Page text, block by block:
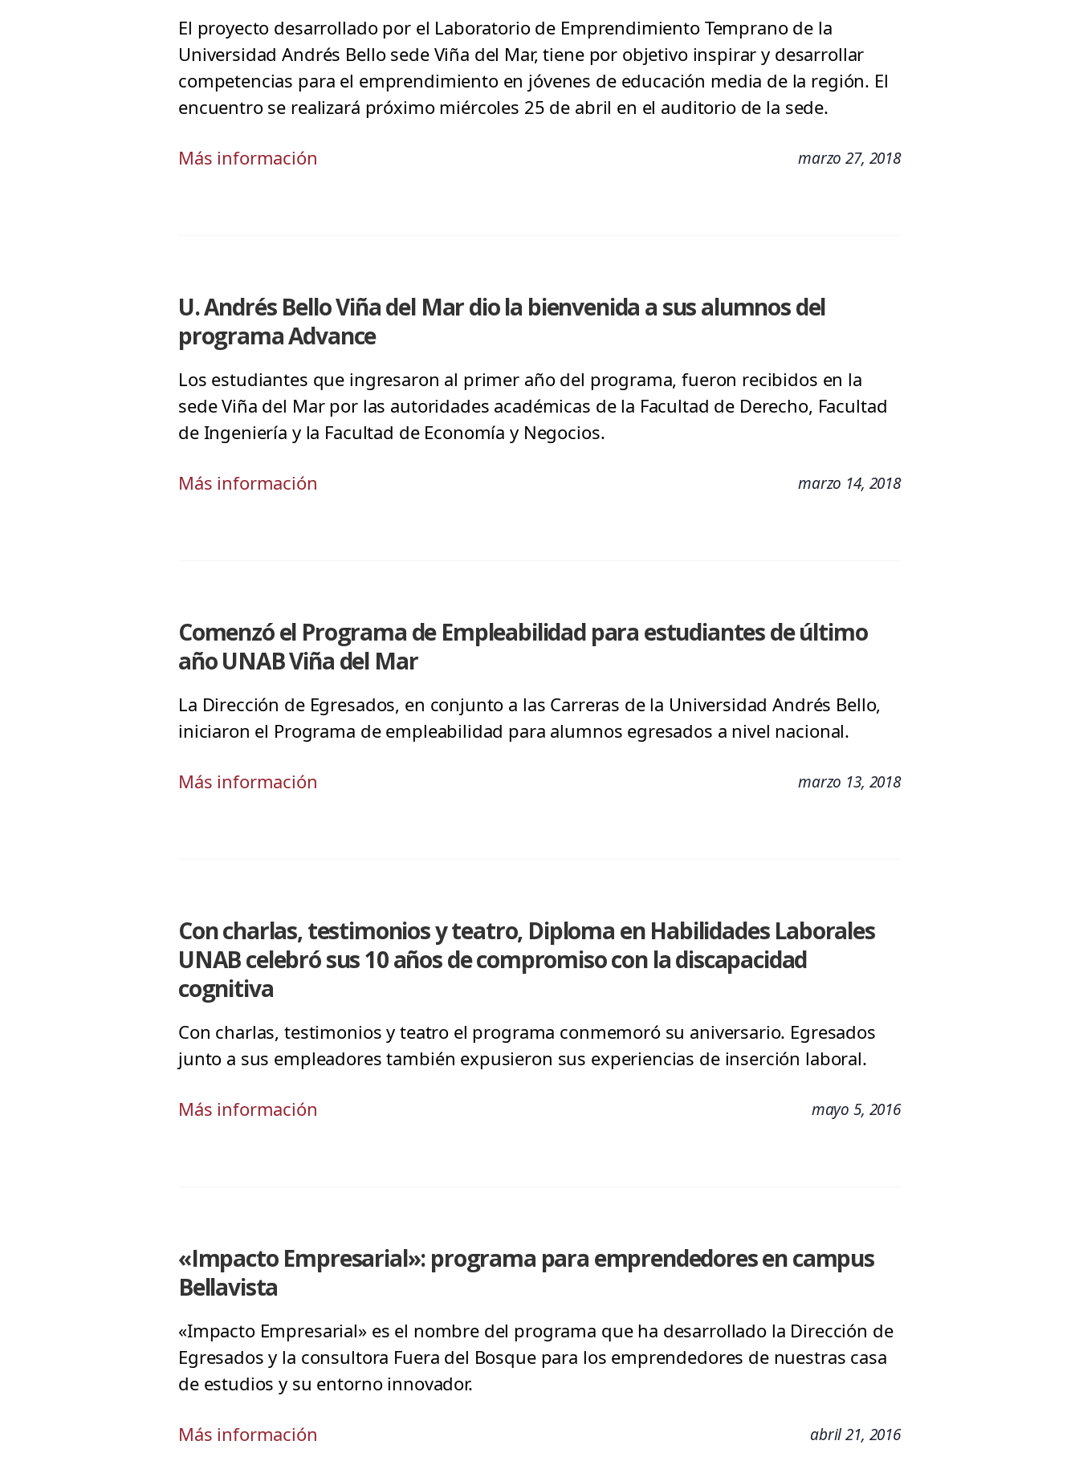
El proyecto desarrollado por el Laboratorio de Emprendimiento Temprano de la
Universidad Andrés Bello sede Viña del Mar, tiene por objetivo inspirar y desarrollar
competencias para el emprendimiento en jóvenes de educación media de la región. El
encuentro se realizará próximo miércoles 25 de abril en el auditorio de la sede.
Más información marzo 27, 2018
U. Andrés Bello Viña del Mar dio la bienvenida a sus alumnos del
programa Advance
Los estudiantes que ingresaron al primer año del programa, fueron recibidos en la
sede Viña del Mar por las autoridades académicas de la Facultad de Derecho, Facultad
de Ingeniería y la Facultad de Economía y Negocios.
Más información marzo 14, 2018
Comenzó el Programa de Empleabilidad para estudiantes de último
año UNAB Viña del Mar
La Dirección de Egresados, en conjunto a las Carreras de la Universidad Andrés Bello,
iniciaron el Programa de empleabilidad para alumnos egresados a nivel nacional.
Más información marzo 13, 2018
Con charlas, testimonios y teatro, Diploma en Habilidades Laborales
UNAB celebró sus 10 años de compromiso con la discapacidad
cognitiva
Con charlas, testimonios y teatro el programa conmemoró su aniversario. Egresados
junto a sus empleadores también expusieron sus experiencias de inserción laboral.
Más información mayo 5, 2016
«Impacto Empresarial»: programa para emprendedores en campus
Bellavista
«Impacto Empresarial» es el nombre del programa que ha desarrollado la Dirección de
Egresados y la consultora Fuera del Bosque para los emprendedores de nuestras casa
de estudios y su entorno innovador.
Más información abril 21, 2016